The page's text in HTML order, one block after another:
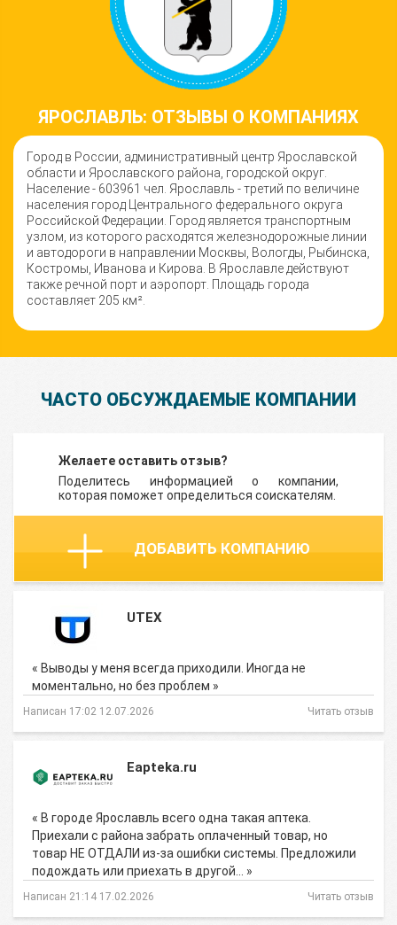
ЯРОСЛАВЛЬ: ОТЗЫВЫ О КОМПАНИЯХ
Город в России, административный центр Ярославской
области и Ярославского района, городской округ.
Население - 603961 чел. Ярославль - третий по величине
населения город Центрального федерального округа
Российской Федерации. Город является транспортным
узлом, из которого расходятся железнодорожные линии
и автодороги в направлении Москвы, Вологды, Рыбинска,
Костромы, Иванова и Кирова. В Ярославле действуют
также речной порт и аэропорт. Площадь города
составляет 205 км².
ЧАСТО ОБСУЖДАЕМЫЕ КОМПАНИИ
Желаете оставить отзыв?
Поделитесь информацией о компании,
которая поможет определиться соискателям.
ДОБАВИТЬ КОМПАНИЮ
UTEX
« Выводы у меня всегда приходили. Иногда не
моментально, но без проблем »
Написан 17:02 12.07.2026 Читать отзыв
Eapteka.ru
« В городе Ярославль всего одна такая аптека.
Приехали с района забрать оплаченный товар, но
товар НЕ ОТДАЛИ из-за ошибки системы. Предложили
подождать или приехать в другой… »
Написан 21:14 17.02.2026 Читать отзыв